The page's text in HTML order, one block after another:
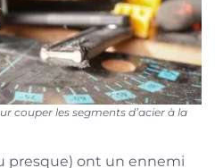
couper les segments d’acier à la
presque) ont un ennemi